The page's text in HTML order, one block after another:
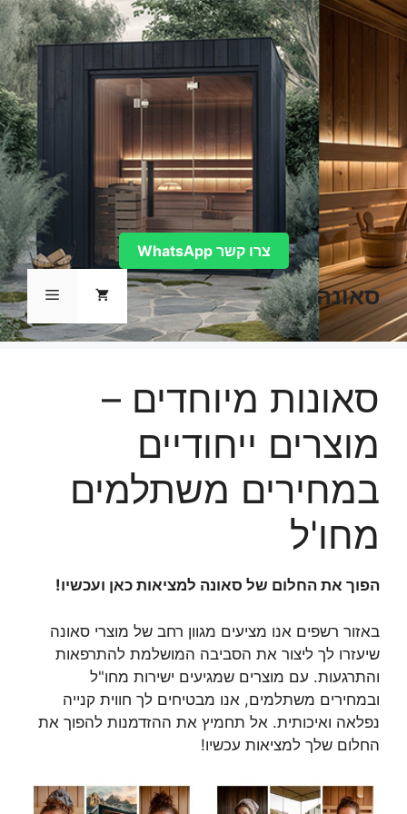
לדלג
לתוכן
סאונה תפריט
צרו קשר WhatsApp
סאונות מיוחדים –
מוצרים ייחודיים
במחירים משתלמים
מחו'ל
הפוך את החלום של סאונה למציאות כאן ועכשיו!
באזור רשפים אנו מציעים מגוון רחב של מוצרי סאונה
שיעזרו לך ליצור את הסביבה המושלמת להתרפאות
והתרגעות. עם מוצרים שמגיעים ישירות מחו"ל
ובמחירים משתלמים, אנו מבטיחים לך חווית קנייה
נפלאה ואיכותית. אל תחמיץ את ההזדמנות להפוך את
החלום שלך למציאות עכשיו!